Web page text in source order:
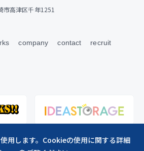
高津区千年1251
company contact recruit
用します。Cookieの使用に関する詳細